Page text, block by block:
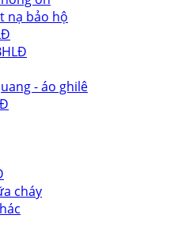
nạ bảo hộ
- áo ghilê
cháy